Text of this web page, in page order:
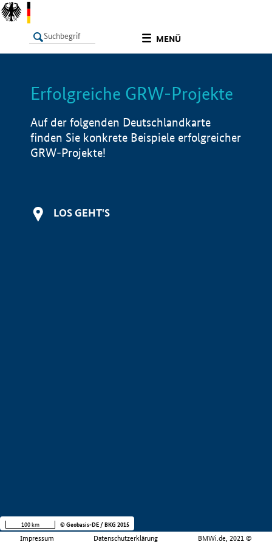
MENÜ
LISTE Info
Erfolgreiche GRW-Projekte
Auf der folgenden Deutschlandkarte
finden Sie konkrete Beispiele erfolgreicher
GRW-Projekte!
LOS GEHT'S
Impressum Datenschutzerklärung BMWi.de, 2021 ©
100 km © Geobasis-DE / BKG 2015